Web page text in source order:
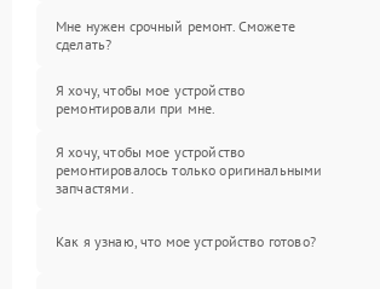
Мне нужен срочный ремонт. Сможете
сделать?
Я хочу, чтобы мое устройство
ремонтировали при мне.
Я хочу, чтобы мое устройство
ремонтировалось только оригинальными
запчастями.
Как я узнаю, что мое устройство готово?